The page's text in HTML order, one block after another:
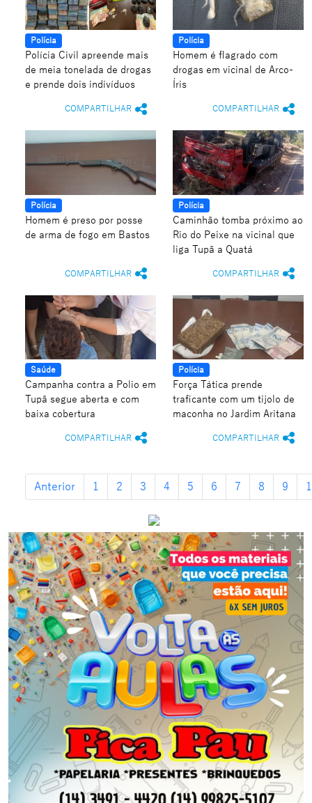
Polícia
Polícia Civil apreende mais
de meia tonelada de drogas
e prende dois indivíduos
COMPARTILHAR
Polícia
Homem é flagrado com
drogas em vicinal de Arco-
Íris
COMPARTILHAR
Polícia
Homem é preso por posse
de arma de fogo em Bastos
COMPARTILHAR
Polícia
Caminhão tomba próximo ao
Rio do Peixe na vicinal que
liga Tupã a Quatá
COMPARTILHAR
Saúde
Campanha contra a Polio em
Tupã segue aberta e com
baixa cobertura
COMPARTILHAR
Polícia
Força Tática prende
traficante com um tijolo de
maconha no Jardim Aritana
COMPARTILHAR
Anterior 1 2 3 4 5 6 7 8 9